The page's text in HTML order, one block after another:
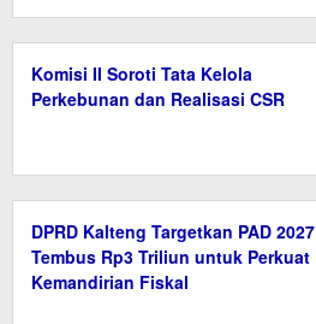
Komisi II Soroti Tata Kelola
Perkebunan dan Realisasi CSR
DPRD Kalteng Targetkan PAD 2027
Tembus Rp3 Triliun untuk Perkuat
Kemandirian Fiskal